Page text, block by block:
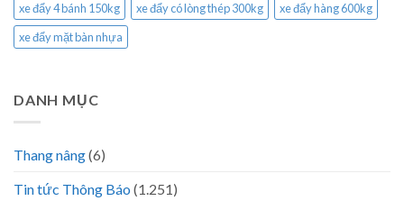
xe đẩy 4 bánh 150kg
xe đẩy có lòng thép 300kg
xe đẩy hàng 600kg
xe đẩy mặt bàn nhựa
DANH MỤC
Thang nâng(6)
Tin tức Thông Báo (1.251)